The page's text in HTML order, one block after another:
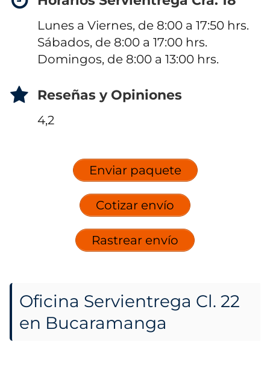
Lunes a Viernes, de 8:00 a 17:50 hrs.
Sábados, de 8:00 a 17:00 hrs.
Domingos, de 8:00 a 13:00 hrs.
Reseñas y Opiniones
4,2
Enviar paquete
Cotizar envío
Rastrear envío
Oficina Servientrega Cl. 22
en Bucaramanga